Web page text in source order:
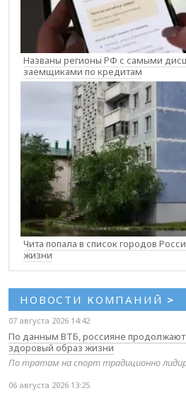
Названы регионы РФ с самыми
заемщиками по кредитам
Чита попала в список городов
жизни
НОВОСТИ КОМПАНИЙ >
07 августа 2026 14:42
По данным ВТБ, россияне продолжают
здоровый образ жизни
По тратам на спорт традиционно
06 августа 2026 13:25